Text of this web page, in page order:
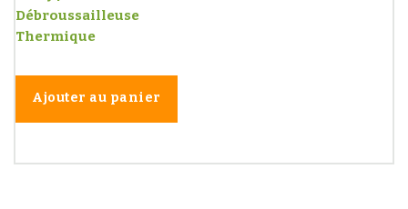
Débroussailleuse
Thermique
Ajouter au panier